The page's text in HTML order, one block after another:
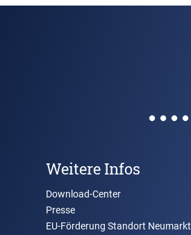
Weitere Infos
Download-Center
Presse
EU-Förderung Standort Neumarkt